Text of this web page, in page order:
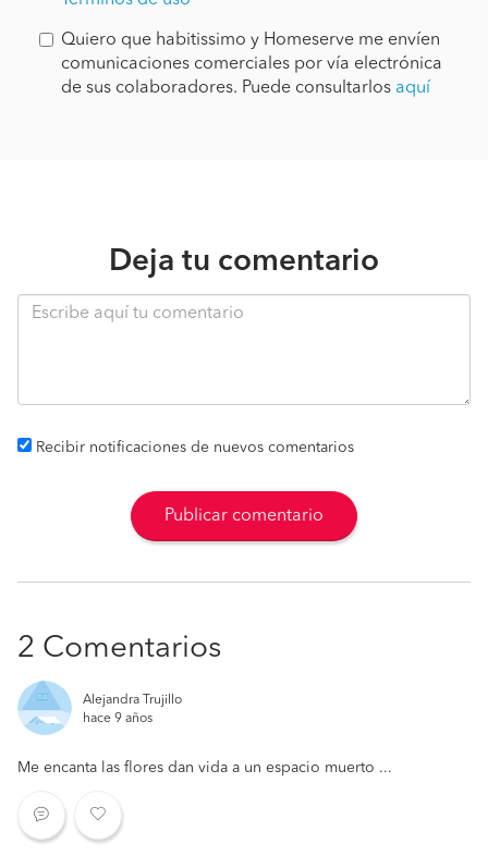
Quiero que habitissimo y Homeserve me envíen
comunicaciones comerciales por vía electrónica
de sus colaboradores. Puede consultarlos aquí
Deja tu comentario
Recibir notificaciones de nuevos comentarios
Publicar comentario
2 Comentarios
Alejandra Trujillo
hace 9 años
Me encanta las flores dan vida a un espacio muerto ...